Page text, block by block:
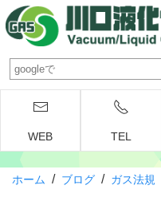
WEB TEL
ホーム / ブログ / ガス法規